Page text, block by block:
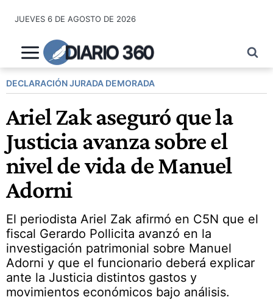
contenido
JUEVES 6 DE AGOSTO DE 2026
DIARIO 360
DECLARACIÓN JURADA DEMORADA
Ariel Zak aseguró que la
Justicia avanza sobre el
nivel de vida de Manuel
Adorni
El periodista Ariel Zak afirmó en C5N que el
fiscal Gerardo Pollicita avanzó en la
investigación patrimonial sobre Manuel
Adorni y que el funcionario deberá explicar
ante la Justicia distintos gastos y
movimientos económicos bajo análisis.